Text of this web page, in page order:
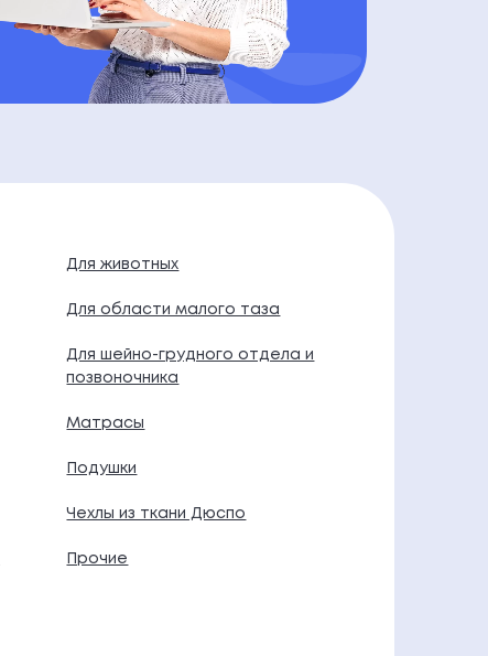
Для животных
Для области малого таза
Для шейно-грудного отдела и
позвоночника
Матрасы
Подушки
Чехлы из ткани Дюспо
Прочие